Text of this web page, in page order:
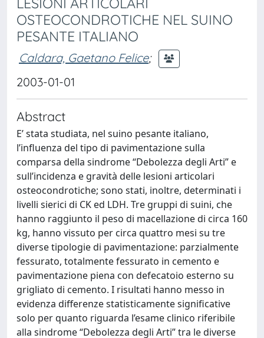
OSTEOCONDROTICHE NEL SUINO
PESANTE ITALIANO
Caldara, Gaetano Felice;
2003-01-01
Abstract
E’ stata studiata, nel suino pesante italiano,
l’influenza del tipo di pavimentazione sulla
comparsa della sindrome “Debolezza degli Arti” e
sull’incidenza e gravità delle lesioni articolari
osteocondrotiche; sono stati, inoltre, determinati i
livelli sierici di CK ed LDH. Tre gruppi di suini, che
hanno raggiunto il peso di macellazione di circa 160
kg, hanno vissuto per circa quattro mesi su tre
diverse tipologie di pavimentazione: parzialmente
fessurato, totalmente fessurato in cemento e
pavimentazione piena con defecatoio esterno su
grigliato di cemento. I risultati hanno messo in
evidenza differenze statisticamente significative
solo per quanto riguarda l’esame clinico riferibile
alla sindrome “Debolezza degli Arti” tra le diverse